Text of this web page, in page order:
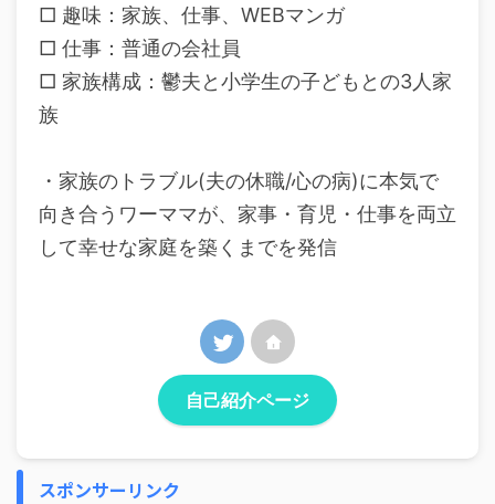
□ 趣味：家族、仕事、WEBマンガ
□ 仕事：普通の会社員
□ 家族構成：鬱夫と小学生の子どもとの3人家
族
・家族のトラブル(夫の休職/心の病)に本気で
向き合うワーママが、家事・育児・仕事を両立
して幸せな家庭を築くまでを発信
自己紹介ページ
スポンサーリンク